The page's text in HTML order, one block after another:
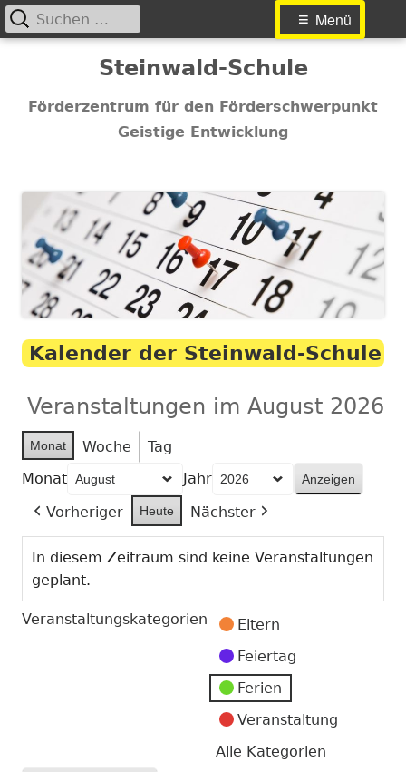
Inhalt
Steinwald-Schule
Förderzentrum für den Förderschwerpunkt
Geistige Entwicklung
Primäres
Menü
Suchen
nach:
Kalender der Steinwald-Schule
Veranstaltungen im August 2026
Monat Woche
Tag
Monat
Jahr
Vorheriger
Heute Nächster
In diesem Zeitraum sind keine Veranstaltungen
geplant.
Veranstaltungskategorien
Eltern
Feiertag
Ferien
Veranstaltung
Alle Kategorien